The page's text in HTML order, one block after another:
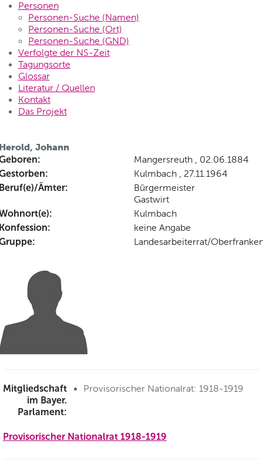
Personen
Personen-Suche (Namen)
Personen-Suche (Ort)
Personen-Suche (GND)
Verfolgte der NS-Zeit
Tagungsorte
Glossar
Literatur / Quellen
Kontakt
Das Projekt
Johann
Mangersreuth , 02.06.1884
Kulmbach , 27.11.1964
Ämter:
Bürgermeister
Gastwirt
Kulmbach
keine Angabe
Landesarbeiterrat/
Mitgliedschaft
im Bayer.
Parlament:
Provisorischer Nationalrat: 1918-1919
Provisorischer Nationalrat 1918-1919